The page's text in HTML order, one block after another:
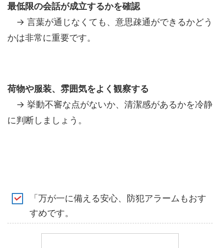
最低限の会話が成立するかを確認
→ 言葉が通じなくても、意思疎通ができるかどう
かは非常に重要です。
荷物や服装、雰囲気をよく観察する
→ 挙動不審な点がないか、清潔感があるかを冷静
に判断しましょう。
「万が一に備える安心、防犯アラームもおす
すめです。